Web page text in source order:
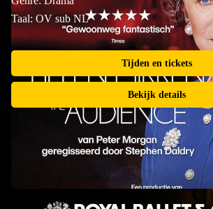
Taal: OV sub NL
Tijden en tickets
Bekijk details